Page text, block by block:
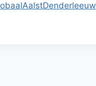
AalstDenderleeuw